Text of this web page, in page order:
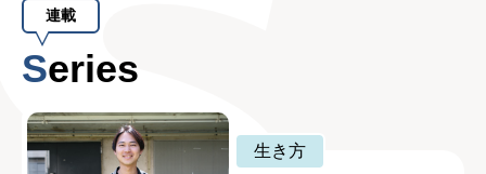
連載
Series
生き方